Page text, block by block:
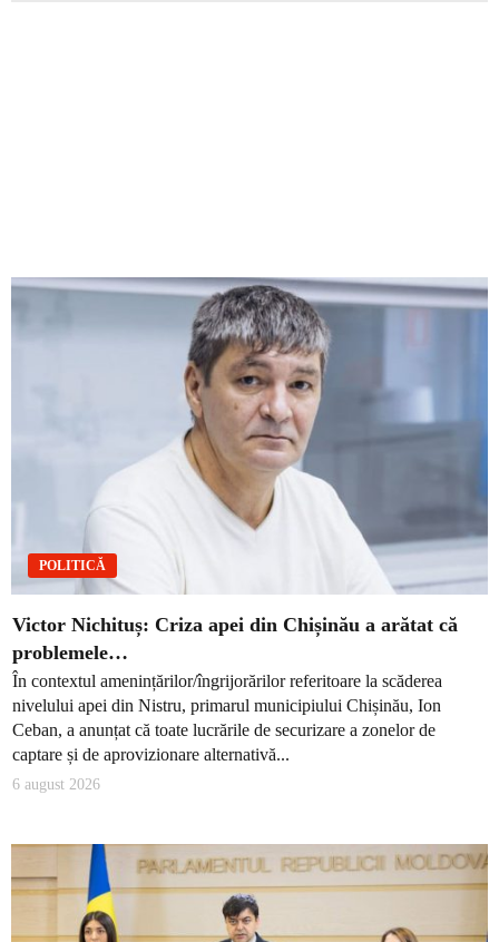
POLITICĂ
Victor Nichituș: Criza apei din Chișinău a arătat că
problemele…
În contextul amenințărilor/îngrijorărilor referitoare la scăderea
nivelului apei din Nistru, primarul municipiului Chișinău, Ion
Ceban, a anunțat că toate lucrările de securizare a zonelor de
captare și de aprovizionare alternativă...
6 august 2026